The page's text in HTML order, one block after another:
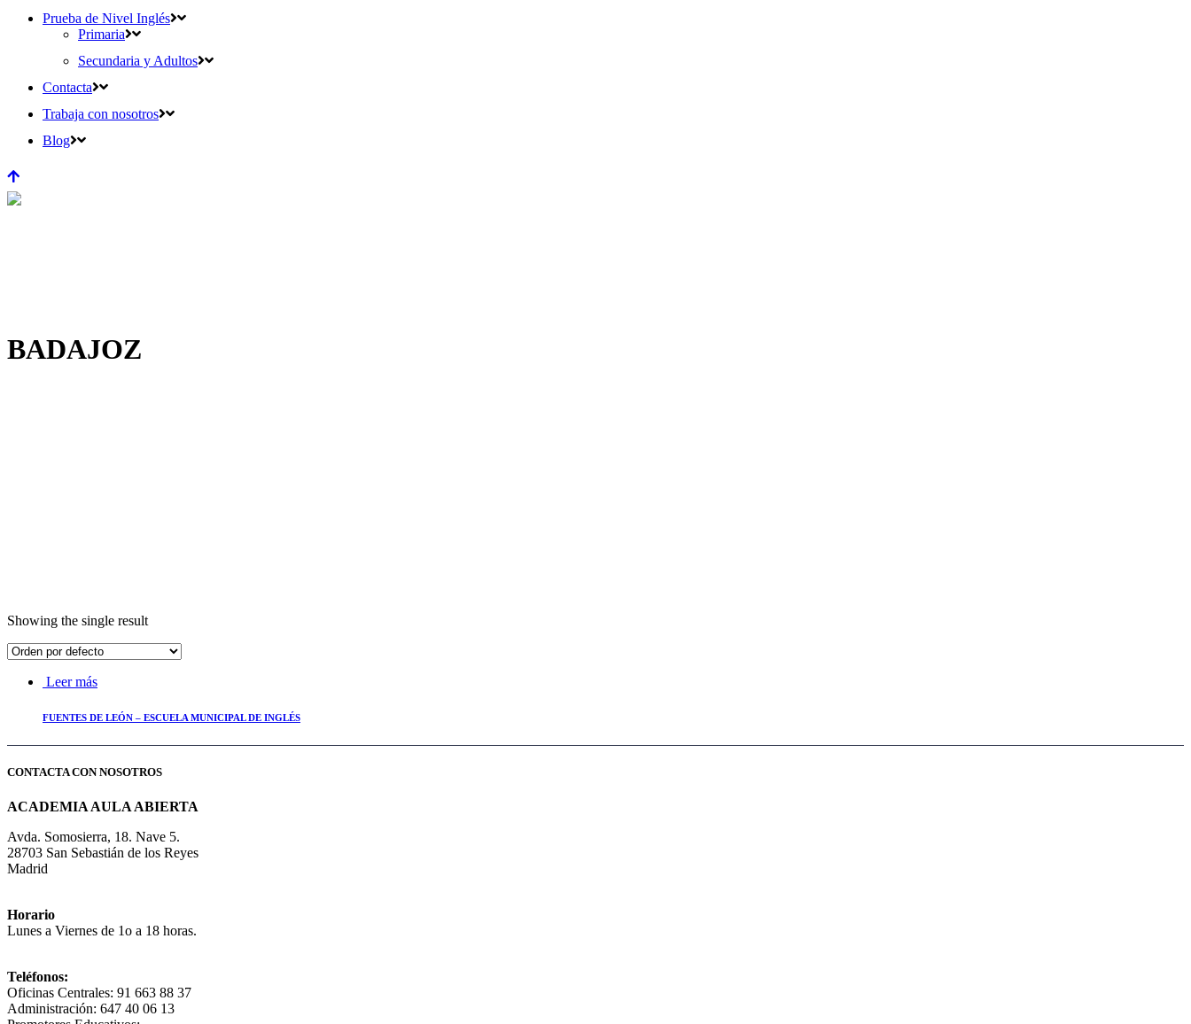
Prueba de Nivel Inglés
Primaria
Secundaria y Adultos
Contacta
Trabaja con nosotros
Blog
BADAJOZ
Showing the single result
Leer más
FUENTES DE LEÓN – ESCUELA MUNICIPAL DE INGLÉS
CONTACTA CON NOSOTROS
ACADEMIA AULA ABIERTA
Avda. Somosierra, 18. Nave 5.
28703 San Sebastián de los Reyes
Madrid
Horario
Lunes a Viernes de 1o a 18 horas.
Teléfonos:
Oficinas Centrales: 91 663 88 37
Administración: 647 40 06 13